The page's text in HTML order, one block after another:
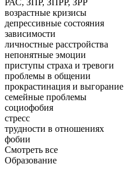
возрастные кризисы
депрессивные состояния
зависимости
личностные расстройства
непонятные эмоции
приступы страха и тревоги
проблемы в общении
прокрастинация и выгорание
семейные проблемы
социофобия
стресс
трудности в отношениях
фобии
Смотреть все
Образование